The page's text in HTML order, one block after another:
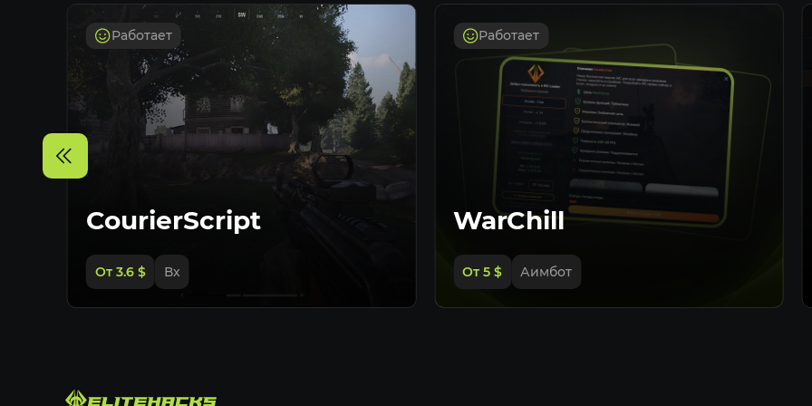
Работает
CourierScript
От 3.6 $ Вх
Работает
WarChill
От 5 $ Аимбот